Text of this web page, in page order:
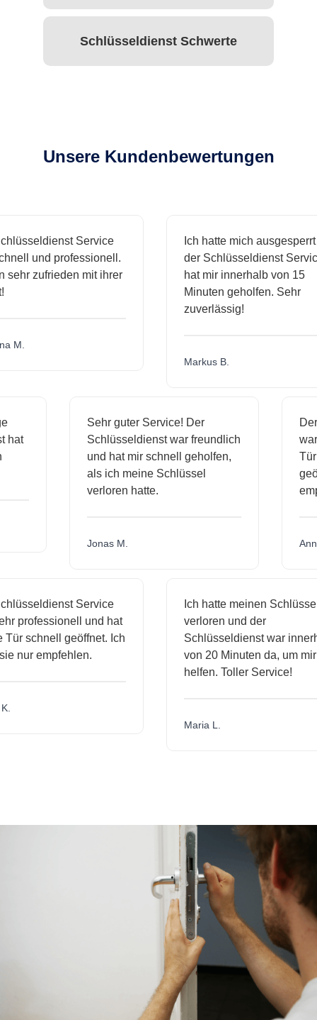
Schlüsseldienst Schwerte
Unsere Kundenbewertungen
Service
und professionell.
zufrieden mit ihrer
M.
Ich hatte mich ausgesperrt
der Schlüsseldienst Service
hat mir innerhalb von 15
Minuten geholfen. Sehr
zuverlässig!
Markus B.
hat
Sehr guter Service! Der
Schlüsseldienst war freundlich
und hat mir schnell geholfen,
als ich meine Schlüssel
verloren hatte.
Jonas M.
Service
professionell und hat
schnell geöffnet. Ich
nur empfehlen.
Ich hatte meinen Schlüssel
verloren und der
Schlüsseldienst war
von 20 Minuten da, um mir
helfen. Toller Service!
Maria L.